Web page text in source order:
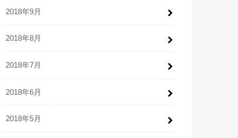
2018年9月
2018年8月
2018年7月
2018年6月
2018年5月